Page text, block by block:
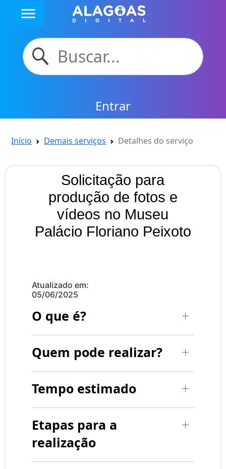
menu
Entrar
Início Demais serviços Detalhes do serviço
Solicitação para
produção de fotos e
vídeos no Museu
Palácio Floriano Peixoto
Atualizado em:
05/06/2025
O que é?
Quem pode realizar?
Tempo estimado
Etapas para a
realização